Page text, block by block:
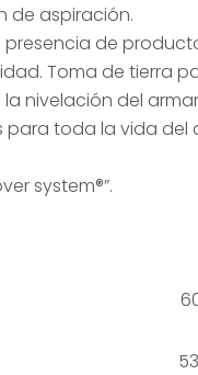
de aspiración.
de
Toma de tierra
nivelación del
para toda la vida del
system®”.